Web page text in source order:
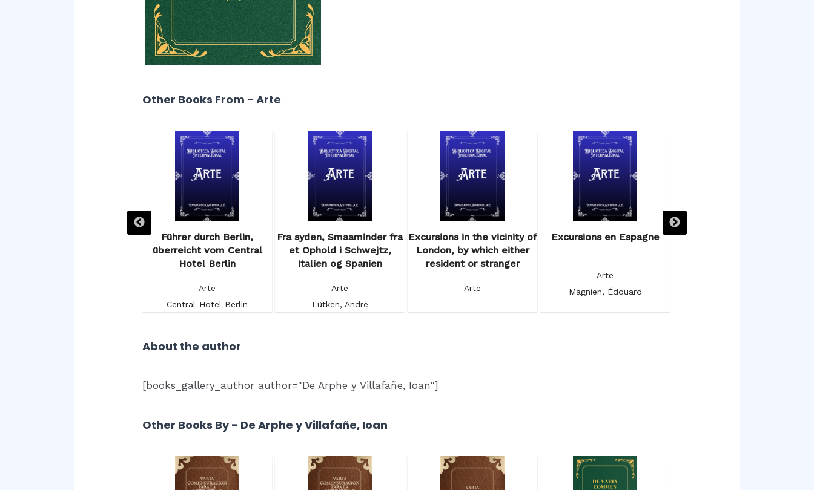
Other Books From - Arte
Guía de Ávila, o descripción
Führer durch Berlin,
überreicht vom Central
Hotel Berlin
Arte
Central-Hotel Berlin
Fra syden, Smaaminder fra
et Ophold i Schwejtz,
Italien og Spanien
Arte
Lütken, André
Excursions in the vicinity of
London, by which either
resident or stranger
Arte
Excursions en Espagne
Arte
Magnien, Édouard
Excursions en Espagne
About the author
[books_gallery_author author="De Arphe y Villafañe, Ioan"]
Other Books By - De Arphe y Villafañe, Ioan